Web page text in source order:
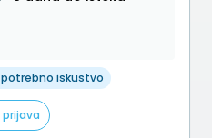
potrebno iskustvo
prijava